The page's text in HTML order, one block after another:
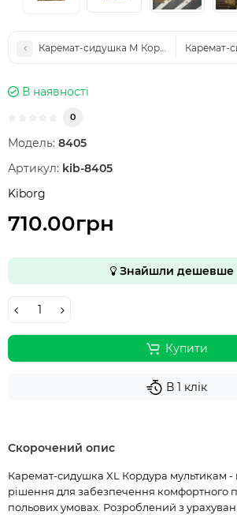
Каремат-сидушка М Кордура піксель
Каремат-
В наявності
0
Модель: 8405
Артикул: kib-8405
Kiborg
710.00грн
Знайшли дешевше
Купити
В 1 клік
Скорочений опис
Каремат-сидушка XL Кордура мультикам -
рішення для забезпечення комфортного
польових умовах. Розроблений з